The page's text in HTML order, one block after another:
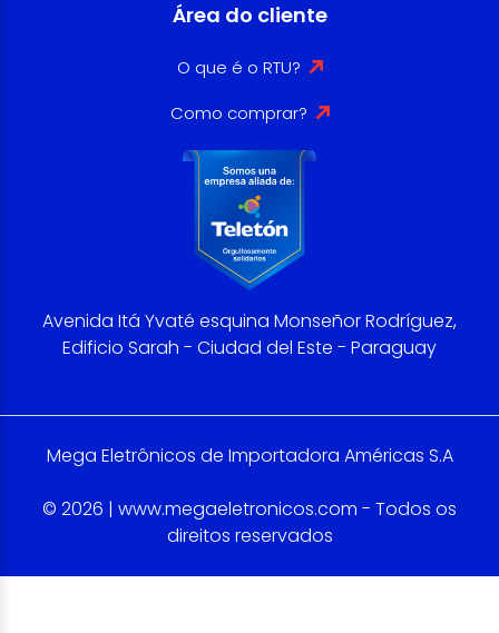
Área do cliente
O que é o RTU?
Como comprar?
Avenida Itá Yvaté esquina Monseñor Rodríguez,
Edificio Sarah - Ciudad del Este - Paraguay
Mega Eletrônicos de Importadora Américas S.A
© 2026 | www.megaeletronicos.com - Todos os
direitos reservados